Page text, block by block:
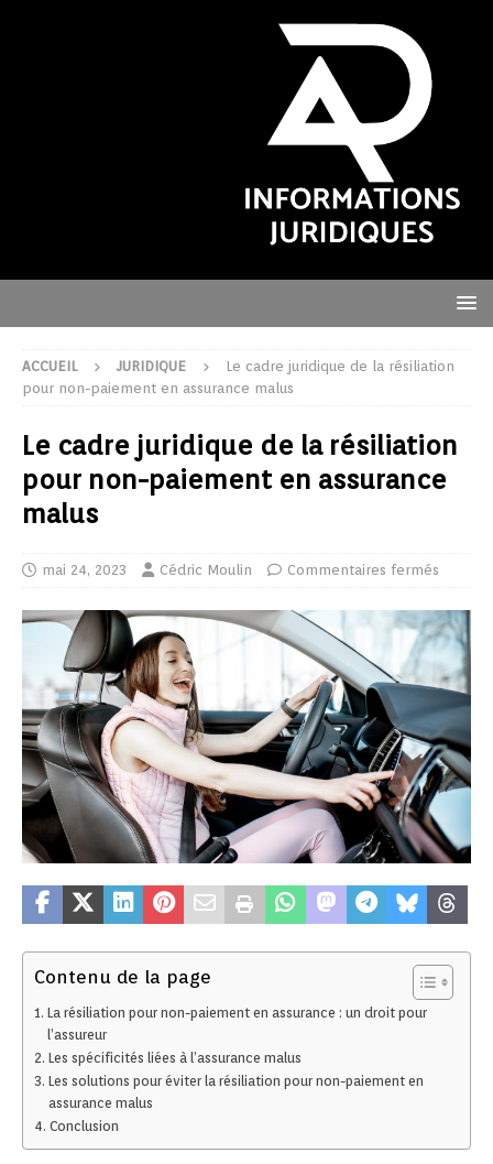
ACCUEIL JURIDIQUE
Le cadre juridique de la résiliation
pour non-paiement en assurance malus
Le cadre juridique de la résiliation
pour non-paiement en assurance
malus
mai 24, 2023 Cédric Moulin Commentaires fermés
Contenu de la page
La résiliation pour non-paiement en assurance : un droit pour
l’assureur
Les spécificités liées à l’assurance malus
Les solutions pour éviter la résiliation pour non-paiement en
assurance malus
Conclusion